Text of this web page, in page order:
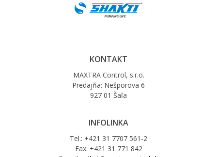
KONTAKT
MAXTRA Control, s.r.o.
Predajňa: Nešporova 6
927 01 Šaľa
INFOLINKA
Tel.: +421 31 7707 561-2
Fax: +421 31 771 842